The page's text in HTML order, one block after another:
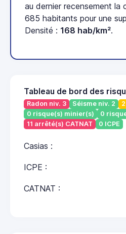
au dernier recensement la
685 habitants pour une
Densité : 168 hab/km².
Tableau de bord des
Radon niv. 3 Séisme niv. 2
0 risque(s) minier(s)
0
11 arrêté(s) CATNAT
0 ICPE
Casias :
ICPE :
CATNAT :